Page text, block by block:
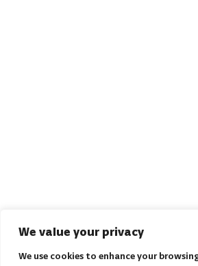
We value your privacy
We use cookies to enhance your